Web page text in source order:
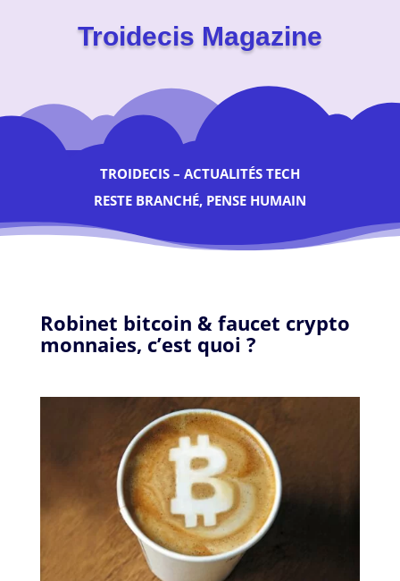
Troidecis Magazine
TROIDECIS – ACTUALITÉS TECH
RESTE BRANCHÉ, PENSE HUMAIN
Robinet bitcoin & faucet crypto
monnaies, c’est quoi ?